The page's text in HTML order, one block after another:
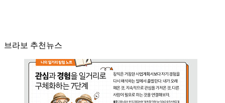
브라보 추천뉴스